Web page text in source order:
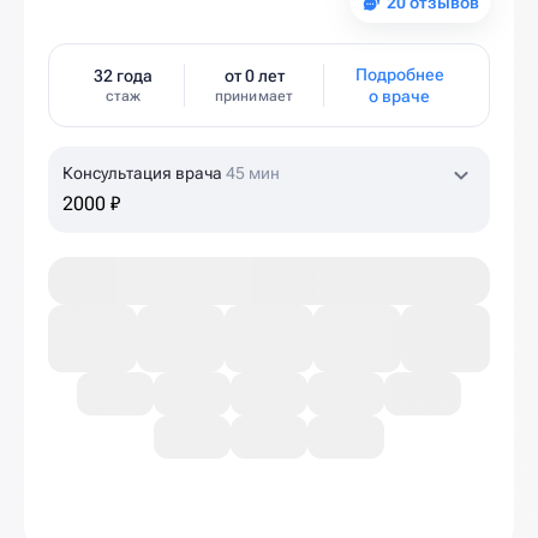
32 года
стаж
от 0 лет
принимает
Подробнее
о враче
Консультация врача 45 мин
2000 ₽